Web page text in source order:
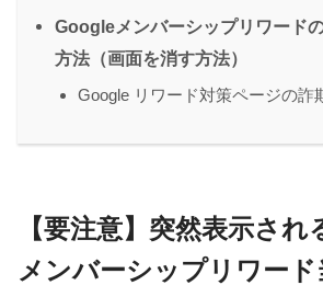
Googleメンバーシップリワード
方法（画面を消す方法）
Google リワード対策ページの詐
【要注意】突然表示さ
メンバーシップリワード